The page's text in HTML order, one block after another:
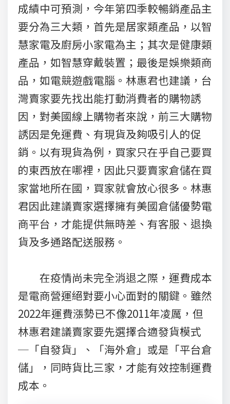
成績中可預測，今年第四季較暢銷產品主
要分為三大類，首先是居家類產品，以智
慧家電及廚房小家電為主；其次是健康類
產品，如智慧穿戴裝置；最後是娛樂類商
品，如電競遊戲電腦。林惠君也建議，台
灣賣家要先找出能打動消費者的購物誘
因，對美國線上購物者來說，前三大購物
誘因是免運費、有現貨及夠吸引人的促
銷。以有現貨為例，買家只在乎自己要買
的東西放在哪裡，因此只要賣家倉儲在買
家當地所在國，買家就會放心很多。林惠
君因此建議賣家選擇擁有美國倉儲優勢電
商平台，才能提供無時差、有客服、退換
貨及多通路配送服務。
在疫情尚未完全消退之際，運費成本
是電商營運絕對要小心面對的關鍵。雖然
2022年運費漲勢已不像2011年凌厲，但
林惠君建議賣家要先選擇合適發貨模式
─「自發貨」、「海外倉」或是「平台倉
儲」，同時貨比三家，才能有效控制運費
成本。